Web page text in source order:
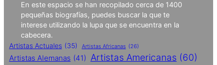
En este espacio se han recopilado cerca de 1400
pequeñas biografías, puedes buscar la que te
interese utilizando la lupa que se encuentra en la
cabecera.
Artistas Actuales (35) Artistas Africanas (26)
Artistas Alemanas (41) Artistas Americanas (60)